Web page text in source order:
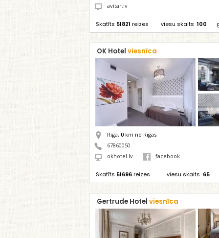
avitar.lv
Skatīts 51821 reizes viesu skaits 100
OK Hotel viesnīca
Rīga, 0 km no Rīgas
67860050
okhotel.lv
facebook
Skatīts 51696reizes viesu skaits 65
Gertrude Hotel viesnīca